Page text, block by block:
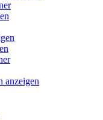
anzeigen